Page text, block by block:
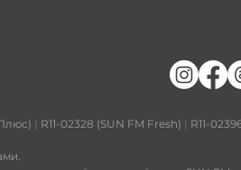
| R11-02328 (SUN FM Fresh) | R11-